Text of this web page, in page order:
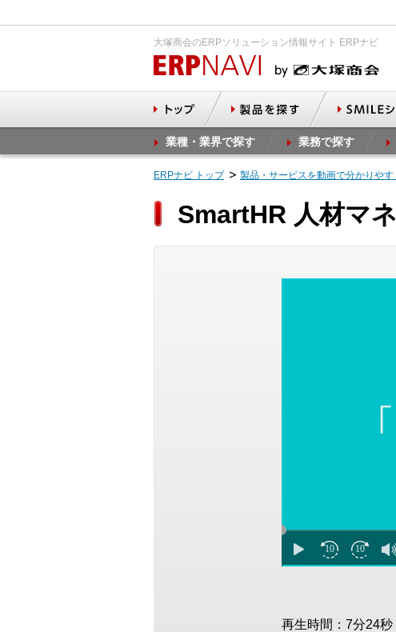
大塚商会のERPソリューション情報サイト ERPナビ
業種・業界で探す 業務で探す
ERPナビ トップ 製品・サービスを動画で分かりやす
SmartHR 人材マ
再生時間：7分24秒